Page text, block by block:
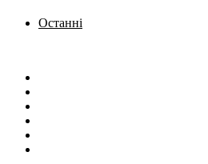
Останні